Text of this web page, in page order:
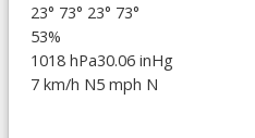
23° 73° 23° 73°
53%
1018 hPa30.06 inHg
7 km/h N5 mph N